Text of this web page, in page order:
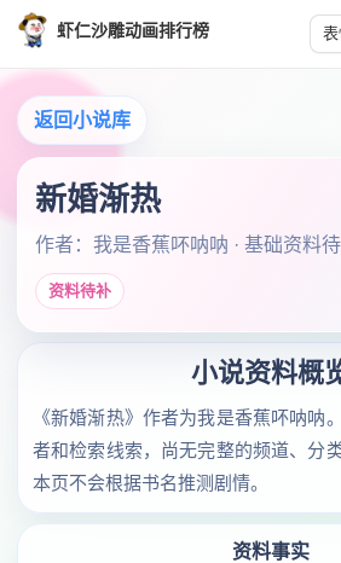
虾仁沙雕动画排行榜
返回小说库
新婚渐热
作者：我是香蕉吥呐呐 · 基础资料
资料待补
小说资料概
《新婚渐热》作者为我是香蕉吥呐呐
者和检索线索，尚无完整的频道、分
本页不会根据书名推测剧情。
资料事实